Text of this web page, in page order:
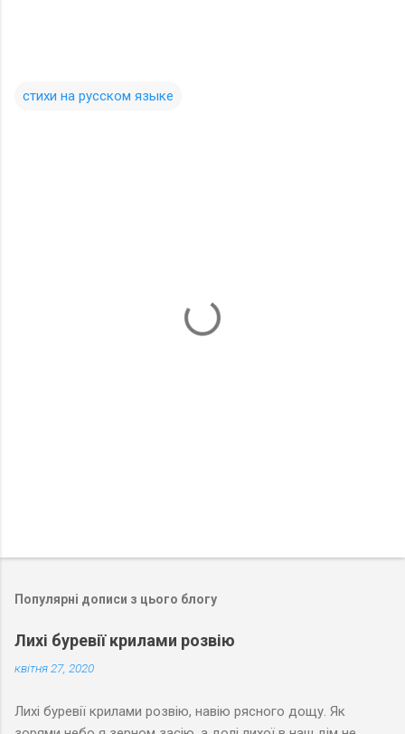
стихи на русском языке
Популярні дописи з цього блогу
Лихі буревії крилами розвію
квітня 27, 2020
Лихі буревії крилами розвію, навію рясного дощу. Як